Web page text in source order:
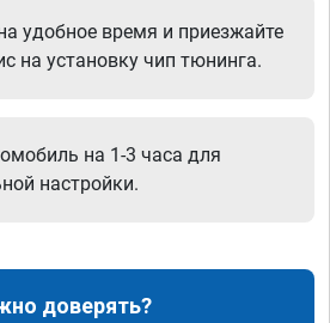
удобное время и приезжайте
на установку чип тюнинга.
на 1-3 часа для
настройки.
доверять?